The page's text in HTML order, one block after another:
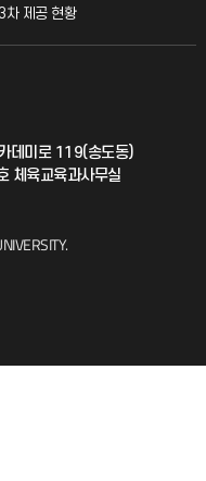
차 제공 현황
데미로 119(송도동)
체육교육과사무실